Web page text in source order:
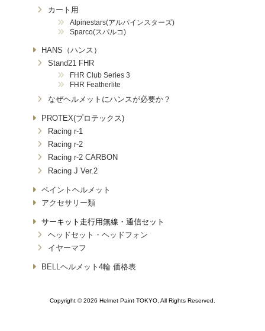
カート用
Alpinestars(アルパインスターズ)
Sparco(スパルコ)
HANS（ハンス）
Stand21 FHR
FHR Club Series 3
FHR Featherlite
なぜヘルメットにハンスが必要か？
PROTEX(プロテックス)
Racing r-1
Racing r-2
Racing r-2 CARBON
Racing J Ver.2
ペイントヘルメット
アクセサリー類
サーキット走行用無線・通信セット
ヘッドセット・ヘッドフォン
イヤーマフ
BELLヘルメット4輪 価格表
Copyright © 2026 Helmet Paint TOKYO, All Rights Reserved.